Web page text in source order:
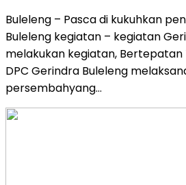
Buleleng – Pasca di kukuhkan
Buleleng kegiatan – kegiatan
melakukan kegiatan,
DPC Gerindra Buleleng
persembahyang…